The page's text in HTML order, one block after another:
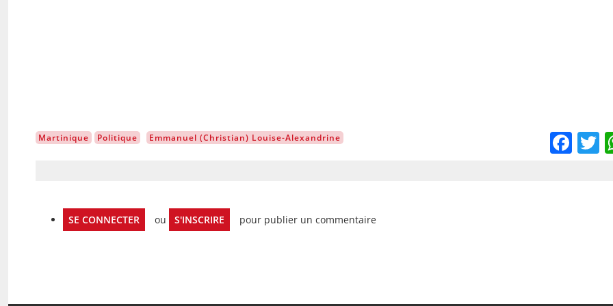
Martinique Politique Emmanuel (Christian) Louise-Alexandrine
SE CONNECTER ou S'INSCRIRE pour publier un commentaire